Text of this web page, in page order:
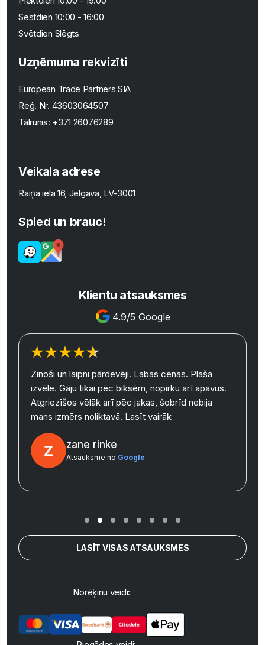
Sestdien 10:00 - 16:00
Svētdien Slēgts
Uzņēmuma rekvizīti
European Trade Partners SIA
Reģ. Nr. 43603064507
Tālrunis: +371 26076289
Veikala adrese
Raiņa iela 16, Jelgava, LV-3001
Spied un brauc!
Klientu atsauksmes
4.9/5 Google
Zinoši un laipni pārdevēji. Labas cenas. Plaša
izvēle. Gāju tikai pēc biksēm, nopirku arī apavus.
Atgriezīšos vēlāk arī pēc jakas, šobrīd nebija
mans izmērs noliktavā. Lasīt vairāk
zane rinke
Atsauksme no Google
LASĪT VISAS ATSAUKSMES
Norēķinu veidi: